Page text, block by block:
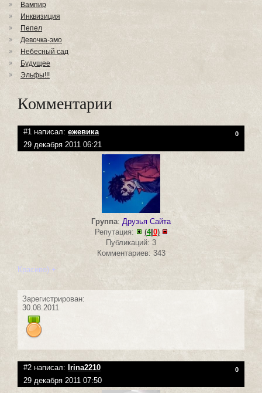
Вампир
Инквизиция
Пепел
Девочка-эмо
Небесный сад
Будущее
Эльфы!!!
Комментарии
#1 написал: ежевика 0
29 декабря 2011 06:21
Группа: Друзья Сайта
Репутация:
(4| 0)
Публикаций: 3
Комментариев: 343
Красиво) +
Зарегистрирован:
30.08.2011
#2 написал: Irina2210 0
29 декабря 2011 07:50